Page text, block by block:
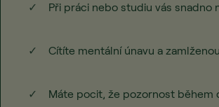
✓ Při práci nebo studiu vás snadno
✓ Cítíte mentální únavu a
✓ Máte pocit, že pozornost během